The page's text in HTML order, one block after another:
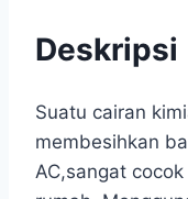
Deskripsi
Suatu cairan
membesihkan
AC,sangat